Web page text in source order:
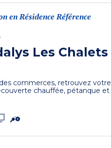
en Résidence Référence
Les Chalets
commerces, retrouvez votre
chauffée, pétanque et